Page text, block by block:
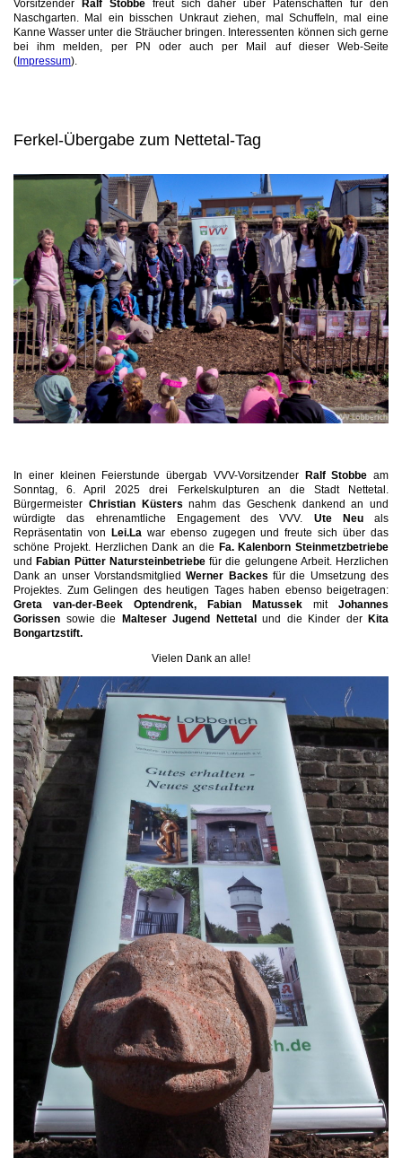
Vorsitzender Ralf Stobbefreut sich daher über Patenschaften für den
Naschgarten. Mal ein bisschen Unkraut ziehen, mal Schuffeln, mal eine
Kanne Wasser unter die Sträucher bringen. Interessenten können sich gerne
bei ihm melden, per PN oder auch per Mail auf dieser Web-Seite
(Impressum).
Ferkel-Übergabe zum Nettetal-Tag
In einer kleinen Feierstunde übergab VVV-Vorsitzender Ralf Stobbe am
Sonntag, 6. April 2025 drei Ferkelskulpturen an die Stadt Nettetal.
Bürgermeister Christian Küsters nahm das Geschenk dankend an und
würdigte das ehrenamtliche Engagement des VVV. Ute Neuals
Repräsentatin von
Lei.La war ebenso zugegen und freute sich über das
schöne Projekt. Herzlichen Dank an die
Fa. Kalenborn Steinmetzbetriebe
und
Fabian Pütter Natursteinbetriebefür die gelungene Arbeit. Herzlichen
Dank an unser VorstandsmitgliedWerner Backesfür die Umsetzung des
Projektes. Zum Gelingen des heutigen Tages haben ebenso beigetragen:
Greta van-der-Beek Optendrenk, Fabian Matussek mitJohannes
Gorissen sowie die Malteser Jugend Nettetal und die Kinder der
Kita
Bongartzstift.
Vielen Dank an alle!